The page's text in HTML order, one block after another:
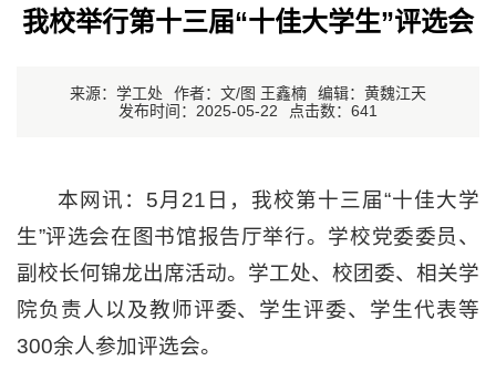
我校举行第十三届“十佳大学生”评选会
来源：学工处 作者：文/图 王鑫楠
编辑：黄魏江天
发布时间：2025-05-22
点击数： 641
本网讯：5月21日，我校第十三届“十佳大学
生”评选会在图书馆报告厅举行。学校党委委员、
副校长何锦龙出席活动。学工处、校团委、相关学
院负责人以及教师评委、学生评委、学生代表等
300余人参加评选会。